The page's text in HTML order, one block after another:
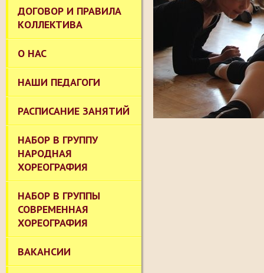
ДОГОВОР И ПРАВИЛА
КОЛЛЕКТИВА
О НАС
НАШИ ПЕДАГОГИ
РАСПИСАНИЕ ЗАНЯТИЙ
НАБОР В ГРУППУ
НАРОДНАЯ
ХОРЕОГРАФИЯ
НАБОР В ГРУППЫ
СОВРЕМЕННАЯ
ХОРЕОГРАФИЯ
ВАКАНСИИ